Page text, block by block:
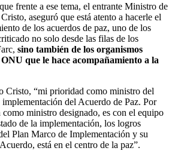
frente a ese tema, el entrante Ministro de
aseguró que está atento a hacerle el
de los acuerdos de paz, uno de los
no solo desde las filas de los
sino también de los organismos
que le hace acompañamiento a la
Cristo, “mi prioridad como ministro del
del Acuerdo de Paz. Por
ministro designado, es con el equipo
de la implementación, los logros
Plan Marco de Implementación y su
está en el centro de la paz”.